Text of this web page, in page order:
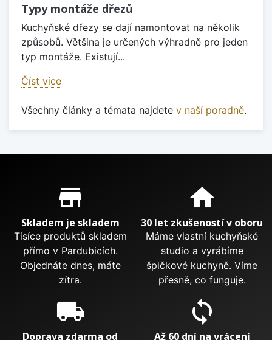
Typy montáže dřezů
Kuchyňské dřezy se dají namontovat na několik
způsobů. Většina je určených výhradně pro jeden
typ montáže. Existují...
Číst více
Všechny články a témata najdete v naší poradně.
Proč nakupovat u nás?
store_mall_directory
Skladem je skladem
Tisíce produktů skladem
přímo v Pardubicích.
Objednáte dnes, máte
zítra.
home
30 let zkušeností v oboru
Máme vlastní kuchyňské
studio a vyrábíme
špičkové kuchyně. Víme
přesně, co funguje.
local_shipping
Doprava zdarma od
sync
Až 60 dní na vrácení